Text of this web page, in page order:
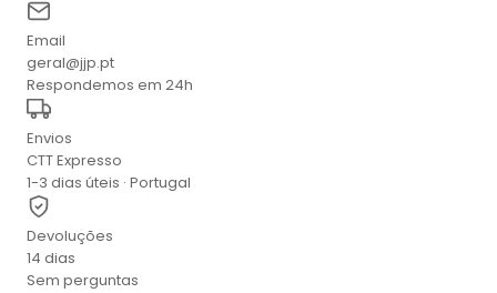
Email
geral@jjp.pt
Respondemos em 24h
Envios
CTT Expresso
1-3 dias úteis · Portugal
Devoluções
14 dias
Sem perguntas